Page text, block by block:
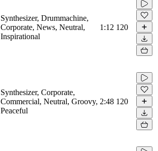
Synthesizer, Drummachine,
Corporate, News, Neutral,
Inspirational
1:12 120
Synthesizer, Corporate,
Commercial, Neutral, Groovy,
Peaceful
2:48 120